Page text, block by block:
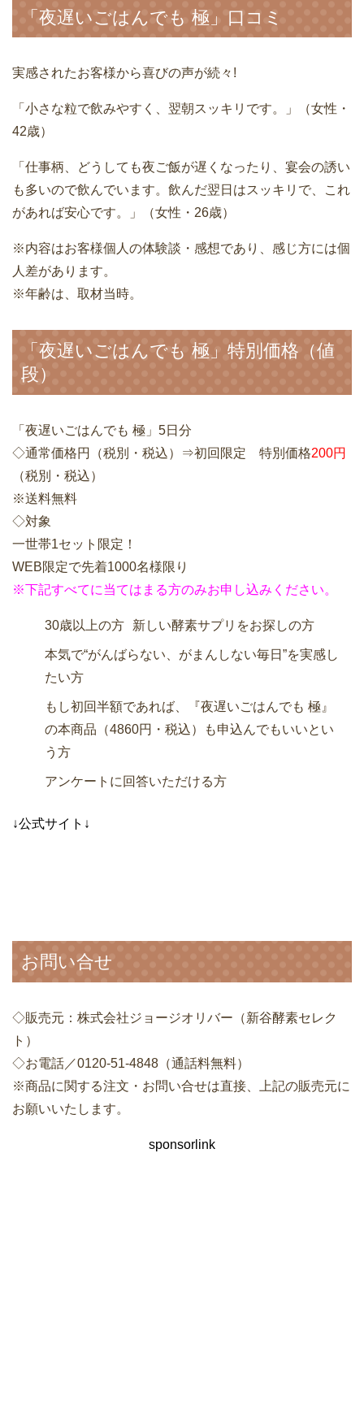
「夜遅いごはんでも 極」口コミ
実感されたお客様から喜びの声が続々!
「小さな粒で飲みやすく、翌朝スッキリです。」（女性・
42歳）
「仕事柄、どうしても夜ご飯が遅くなったり、宴会の誘い
も多いので飲んでいます。飲んだ翌日はスッキリで、これ
があれば安心です。」（女性・26歳）
※内容はお客様個人の体験談・感想であり、感じ方には個
人差があります。
※年齢は、取材当時。
「夜遅いごはんでも 極」特別価格（値
段）
「夜遅いごはんでも 極」5日分
◇通常価格円（税別・税込）⇒初回限定 特別価格200円
（税別・税込）
※送料無料
◇対象
一世帯1セット限定！
WEB限定で先着1000名様限り
※下記すべてに当てはまる方のみお申し込みください。
30歳以上の方 新しい酵素サプリをお探しの方
本気で“がんばらない、がまんしない毎日”を実感し
たい方
もし初回半額であれば、『夜遅いごはんでも 極』
の本商品（4860円・税込）も申込んでもいいとい
う方
アンケートに回答いただける方
↓公式サイト↓
お問い合せ
◇販売元：株式会社ジョージオリバー（新谷酵素セレク
ト）
◇お電話／0120-51-4848（通話料無料）
※商品に関する注文・お問い合せは直接、上記の販売元に
お願いいたします。
sponsorlink